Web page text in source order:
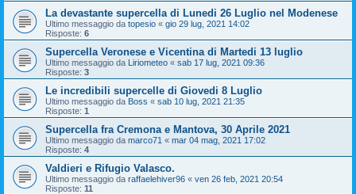
La devastante supercella di Lunedi 26 Luglio nel Modenese
Ultimo messaggio da topesio « gio 29 lug, 2021 14:02
Risposte: 6
Supercella Veronese e Vicentina di Martedi 13 luglio
Ultimo messaggio da Liriometeo « sab 17 lug, 2021 09:36
Risposte: 3
Le incredibili supercelle di Giovedi 8 Luglio
Ultimo messaggio da Boss « sab 10 lug, 2021 21:35
Risposte: 1
Supercella fra Cremona e Mantova, 30 Aprile 2021
Ultimo messaggio da marco71 « mar 04 mag, 2021 17:02
Risposte: 4
Valdieri e Rifugio Valasco.
Ultimo messaggio da raffaelehiver96 « ven 26 feb, 2021 20:54
Risposte: 11